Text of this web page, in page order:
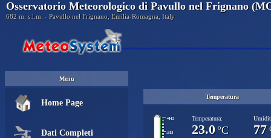
Osservatorio Meteorologico di Pavullo nel Frignano
682 m. s.l.m. - Pavullo nel Frignano, Emilia-Romagna, Italy
Menu
Home Page
Dati Completi
Temperatura
Temperatura:
23.0 °C 77